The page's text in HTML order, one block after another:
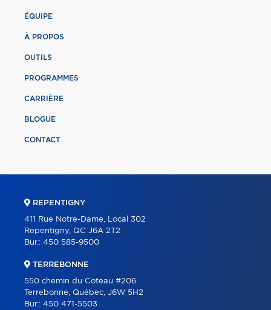
ÉQUIPE
À PROPOS
OUTILS
PROGRAMMES
CARRIÈRE
BLOGUE
CONTACT
REPENTIGNY
411 Rue Notre-Dame, Local 302
Repentigny, QC J6A 2T2
Bur.: 450 585-9500
TERREBONNE
550 chemin du Coteau #206
Terrebonne, Québec, J6W 5H2
Bur.: 450 471-5503